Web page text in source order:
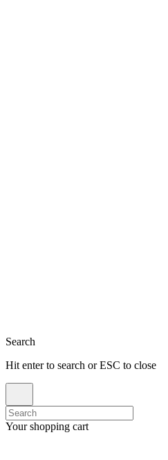
Search
Hit enter to search or ESC to close
Search
for:
Your shopping cart